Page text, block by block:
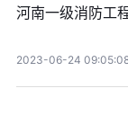
河南一级消防工
2023-06-24